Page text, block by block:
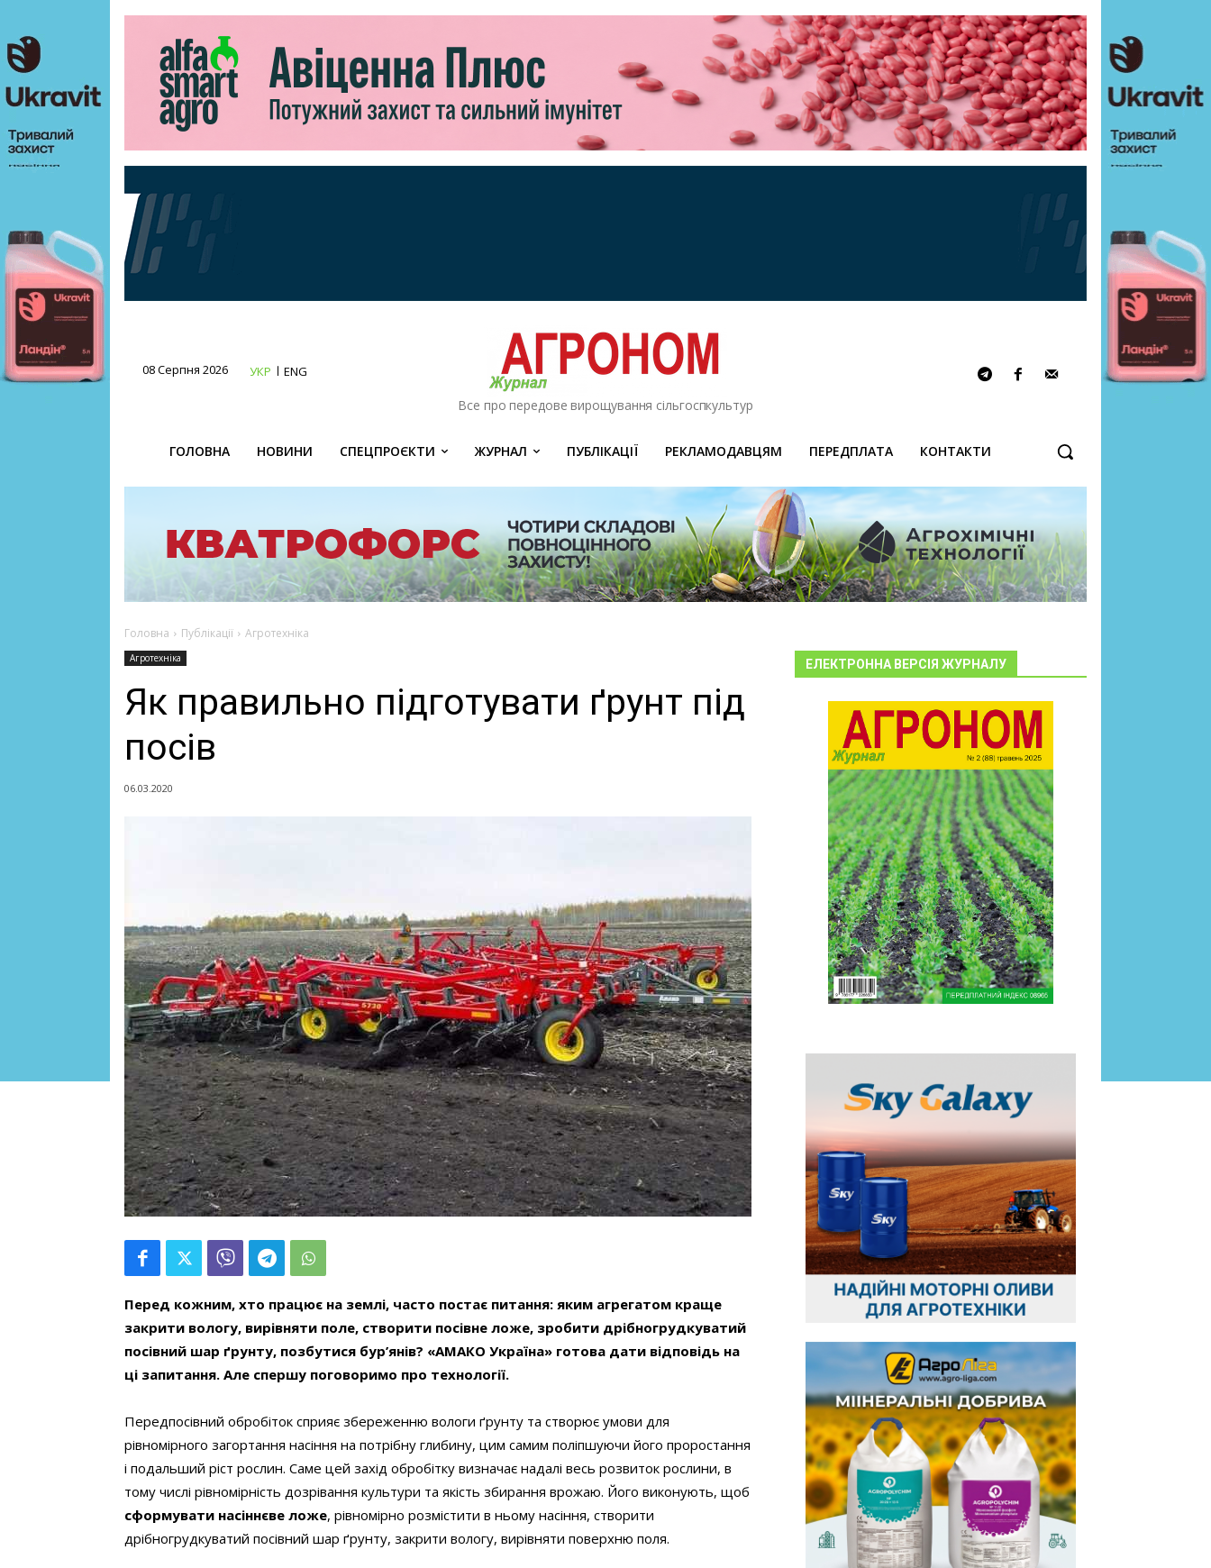
08 Серпня 2026 УКР ENG
Все про передове вирощування сільгоспкультур
ГОЛОВНА НОВИНИ СПЕЦПРОЄКТИ ЖУРНАЛ ПУБЛІКАЦІЇ РЕКЛАМОДАВЦЯМ ПЕРЕДПЛАТА КОНТАКТИ
Головна Публікації Агротехніка
Агротехніка
Як правильно підготувати ґрунт під
посів
06.03.2020
Перед кожним, хто працює на землі, часто постає питання: яким агрегатом краще
закрити вологу, вирівняти поле, створити посівне ложе, зробити дрібногрудкуватий
посівний шар ґрунту, позбутися бур’янів? «АМАКО Україна» готова дати відповідь на
ці запитання. Але спершу поговоримо про технології.
Передпосівний обробіток сприяє збереженню вологи ґрунту та створює умови для
рівномірного загортання насіння на потрібну глибину, цим самим поліпшуючи його проростання
і подальший ріст рослин. Саме цей захід обробітку визначає надалі весь розвиток рослини, в
тому числі рівномірність дозрівання культури та якість збирання врожаю. Його виконують, щоб
сформувати насіннєве ложе, рівномірно розмістити в ньому насіння, створити
дрібногрудкуватий посівний шар ґрунту, закрити вологу, вирівняти поверхню поля.
ЕЛЕКТРОННА ВЕРСІЯ ЖУРНАЛУ